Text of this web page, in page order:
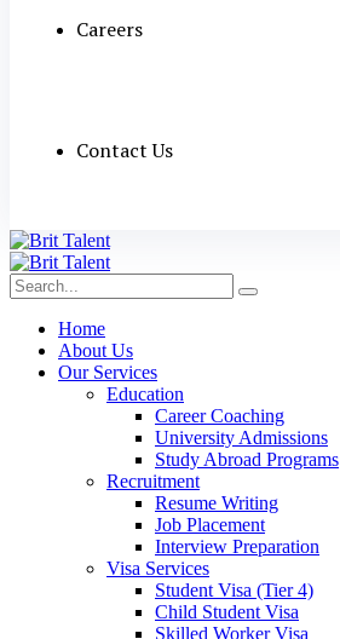
Careers
Contact Us
Home
About Us
Our Services
Education
Career Coaching
University Admissions
Study Abroad Programs
Recruitment
Resume Writing
Job Placement
Interview Preparation
Visa Services
Student Visa (Tier 4)
Child Student Visa
Skilled Worker Visa